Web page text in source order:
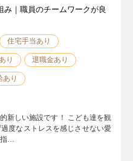
｜職員のチームワークが良
住宅手当あり
り 退職金あり
あり
新しい施設です！ こども達を観
度なストレスを感じさせない愛
指…